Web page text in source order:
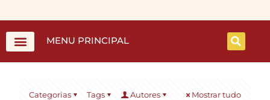
MENU PRINCIPAL
Categorias Tags Autores Mostrar tudo